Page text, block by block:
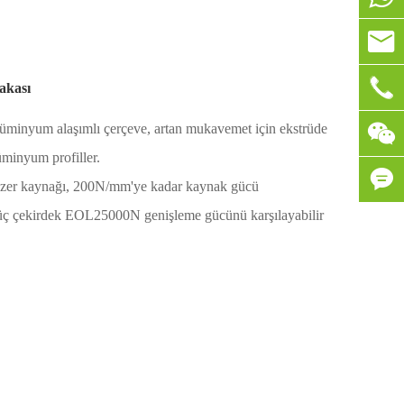
alaşımlı çerçeve, artan mukavemet için ekstrüde
profiller.
kaynağı, 200N/mm'ye kadar kaynak gücü
çekirdek EOL25000N genişleme gücünü karşılayabilir

Bir



